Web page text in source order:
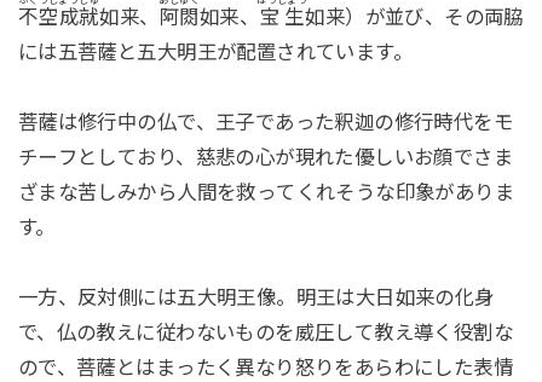
不空成就如来、 阿閦如来、 宝生如来）が並び、その両脇
には五菩薩と五大明王が配置されています。
菩薩は修行中の仏で、王子であった釈迦の修行時代をモ
チーフとしており、慈悲の心が現れた優しいお顔でさま
ざまな苦しみから人間を救ってくれそうな印象がありま
す。
一方、反対側には五大明王像。明王は大日如来の化身
で、仏の教えに従わないものを威圧して教え導く役割な
ので、菩薩とはまったく異なり怒りをあらわにした表情